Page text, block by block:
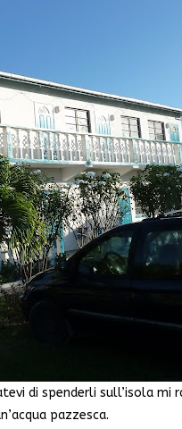
di spenderli sull’isola mi
pazzesca.